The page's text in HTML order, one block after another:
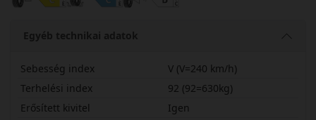
Egyéb technikai adatok
Sebesség index
V (V=240 km/h)
Terhelési index
92 (92=630kg)
Erősített kivitel
Igen